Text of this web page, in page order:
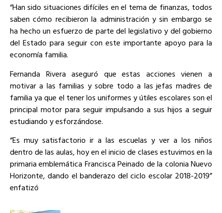
“Han sido situaciones difíciles en el tema de finanzas, todos
saben cómo recibieron la administración y sin embargo se
ha hecho un esfuerzo de parte del legislativo y del gobierno
del Estado para seguir con este importante apoyo para la
economía familia.
Fernanda Rivera aseguró que estas acciones vienen a
motivar a las familias y sobre todo a las jefas madres de
familia ya que el tener los uniformes y útiles escolares son el
principal motor para seguir impulsando a sus hijos a seguir
estudiando y esforzándose.
“Es muy satisfactorio ir a las escuelas y ver a los niños
dentro de las aulas, hoy en el inicio de clases estuvimos en la
primaria emblemática Francisca Peinado de la colonia Nuevo
Horizonte, dando el banderazo del ciclo escolar 2018-2019”
enfatizó